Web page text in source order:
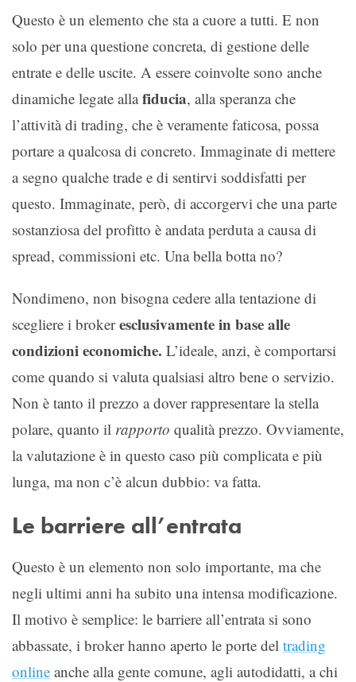
Questo è un elemento che sta a cuore a tutti. E non
solo per una questione concreta, di gestione delle
entrate e delle uscite. A essere coinvolte sono anche
dinamiche legate allafiducia, alla speranza che
l’attività di trading, che è veramente faticosa, possa
portare a qualcosa di concreto. Immaginate di mettere
a segno qualche trade e di sentirvi soddisfatti per
questo. Immaginate, però, di accorgervi che una parte
sostanziosa del profitto è andata perduta a causa di
spread, commissioni etc. Una bella botta no?
Nondimeno, non bisogna cedere alla tentazione di
scegliere i brokeresclusivamente in base alle
condizioni economiche. L’ideale, anzi, è comportarsi
come quando si valuta qualsiasi altro bene o servizio.
Non è tanto il prezzo a dover rappresentare la stella
polare, quanto il rapporto qualità prezzo. Ovviamente,
la valutazione è in questo caso più complicata e più
lunga, ma non c’è alcun dubbio: va fatta.
Le barriere all’entrata
Questo è un elemento non solo importante, ma che
negli ultimi anni ha subito una intensa modificazione.
Il motivo è semplice: le barriere all’entrata si sono
abbassate, i broker hanno aperto le porte del trading
online anche alla gente comune, agli autodidatti, a chi